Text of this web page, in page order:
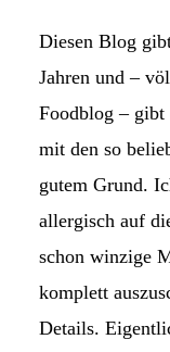
Diesen Blog
Jahren und –
Foodblog – gibt
mit den so
gutem Grund.
allergisch auf
schon winzige
komplett
Details.